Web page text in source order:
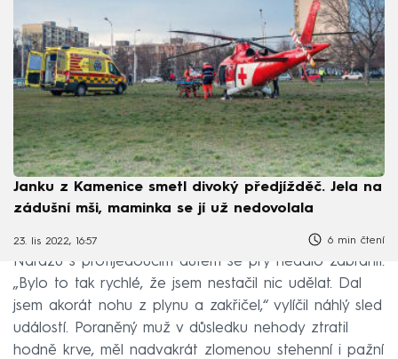
Janku z Kamenice smetl divoký předjížděč. Jela na
zádušní mši, maminka se jí už nedovolala
23. lis 2022, 16:57 6 min čtení
Nárazu s protijedoucím autem se prý nedalo zabránit.
„Bylo to tak rychlé, že jsem nestačil nic udělat. Dal
jsem akorát nohu z plynu a zakřičel,“ vylíčil náhlý sled
událostí. Poraněný muž v důsledku nehody ztratil
hodně krve, měl nadvakrát zlomenou stehenní i pažní